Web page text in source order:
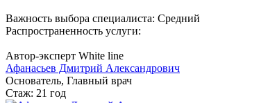
Важность выбора специалиста: Средний
Распространенность услуги:
Автор-эксперт White line
Афанасьев Дмитрий Александрович
Основатель, Главный врач
Стаж: 21 год